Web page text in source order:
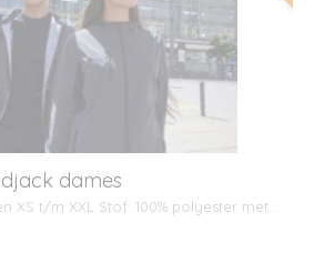
dames
XS t/m XXL Stof: 100% polyester met…